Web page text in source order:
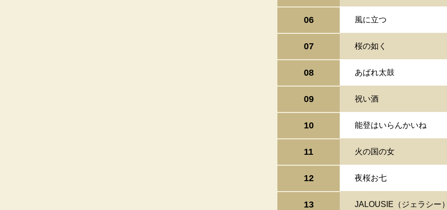
06 風に立つ
07 桜の如く
08 あばれ太鼓
09 祝い酒
10 能登はいらんかいね
11 火の国の女
12 夜桜お七
13 JALOUSIE（ジェラシー